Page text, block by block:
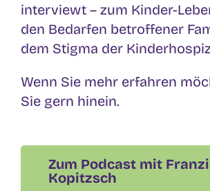
interviewt – zum Kinder-
den Bedarfen betroffener
dem Stigma der
Wenn Sie mehr erfahren
Sie gern hinein.
Zum Podcast mit
Kopitzsch